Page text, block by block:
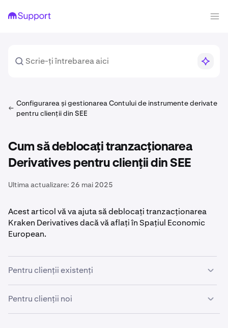
Configurarea și gestionarea Contului de instrumente derivate
pentru clienții din SEE
Cum să deblocați tranzacționarea
Derivatives pentru clienții din SEE
Ultima actualizare: 26 mai 2025
Acest articol vă va ajuta să deblocați tranzacționarea
Kraken Derivatives dacă vă aflați în Spațiul Economic
European.
Pentru clienții existenți
Dacă sunteți un client existent, nu este necesară nicio
acțiune în acest moment. Vă vom contacta în
săptămânile următoare cu mai multe informații despre
Pentru clienții noi